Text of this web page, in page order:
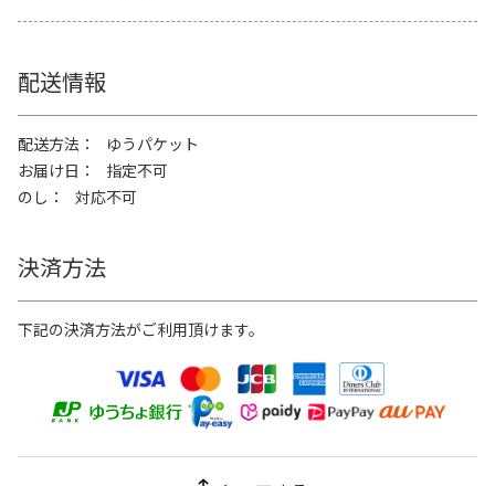
配送情報
配送方法
ゆうパケット
お届け日
指定不可
のし
対応不可
決済方法
下記の決済方法がご利用頂けます。